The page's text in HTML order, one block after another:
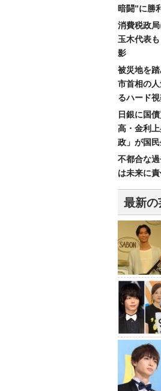
暗闘”に勝
消費税政
玉木代表
影
被災地を
市首相の
るハード
日銀に国
高・金利
政」が国
不都合な
は未来に
最新の